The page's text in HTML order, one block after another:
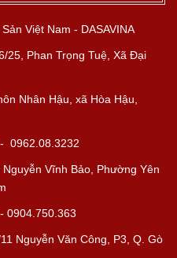
Việt Nam - DASAVINA
25, Phan Trọng Tuệ, Xã Đại
Nhân Hậu, xã Hòa Hậu,
0962.08.3232
Nguyễn Vĩnh Bảo, Phường Yên
0904.750.363
Nguyễn Văn Công, P3, Q. Gò